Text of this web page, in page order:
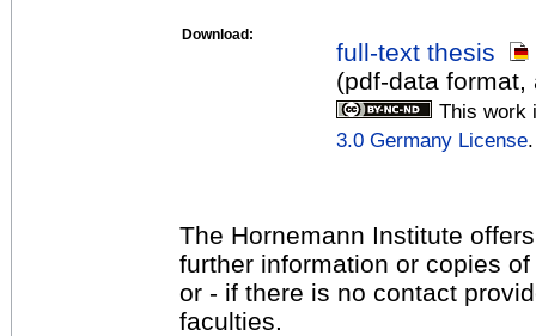
Download:
full-text thesis
(pdf-data
This work
3.0 Germany License.
The Hornemann Institute
further information or copies
or - if there is no contact
faculties.